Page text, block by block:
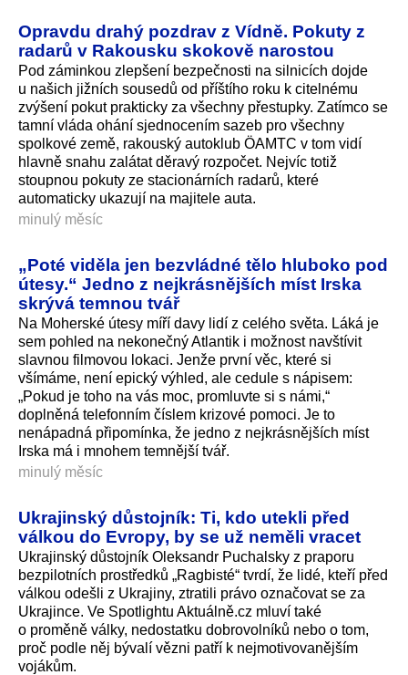
Opravdu drahý pozdrav z Vídně. Pokuty z
radarů v Rakousku skokově narostou
Pod záminkou zlepšení bezpečnosti na silnicích dojde
u našich jižních sousedů od příštího roku k citelnému
zvýšení pokut prakticky za všechny přestupky. Zatímco se
tamní vláda ohání sjednocením sazeb pro všechny
spolkové země, rakouský autoklub ÖAMTC v tom vidí
hlavně snahu zalátat děravý rozpočet. Nejvíc totiž
stoupnou pokuty ze stacionárních radarů, které
automaticky ukazují na majitele auta.
minulý měsíc
„Poté viděla jen bezvládné tělo hluboko pod
útesy.“ Jedno z nejkrásnějších míst Irska
skrývá temnou tvář
Na Moherské útesy míří davy lidí z celého světa. Láká je
sem pohled na nekonečný Atlantik i možnost navštívit
slavnou filmovou lokaci. Jenže první věc, které si
všímáme, není epický výhled, ale cedule s nápisem:
„Pokud je toho na vás moc, promluvte si s námi,“
doplněná telefonním číslem krizové pomoci. Je to
nenápadná připomínka, že jedno z nejkrásnějších míst
Irska má i mnohem temnější tvář.
minulý měsíc
Ukrajinský důstojník: Ti, kdo utekli před
válkou do Evropy, by se už neměli vracet
Ukrajinský důstojník Oleksandr Puchalsky z praporu
bezpilotních prostředků „Ragbisté“ tvrdí, že lidé, kteří před
válkou odešli z Ukrajiny, ztratili právo označovat se za
Ukrajince. Ve Spotlightu Aktuálně.cz mluví také
o proměně války, nedostatku dobrovolníků nebo o tom,
proč podle něj bývalí vězni patří k nejmotivovanějším
vojákům.